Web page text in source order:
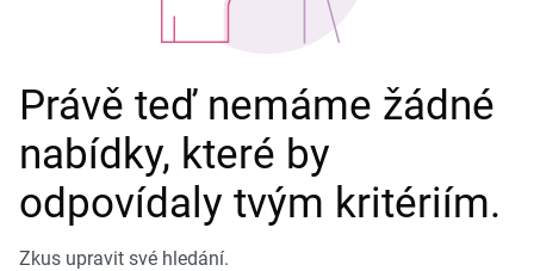
Právě teď nemáme žádné
nabídky, které by
odpovídaly tvým kritériím.
Zkus upravit své hledání.